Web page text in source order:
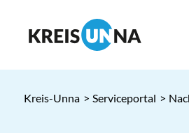
Kreis-Unna > Serviceportal >